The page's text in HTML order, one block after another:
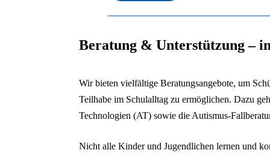
Beratung & Unterstützung –
Wir bieten vielfältige Beratungsangebote, um
Teilhabe im Schulalltag zu ermöglichen. Dazu
Technologien (AT) sowie die Autismus-
Nicht alle Kinder und Jugendlichen lernen und